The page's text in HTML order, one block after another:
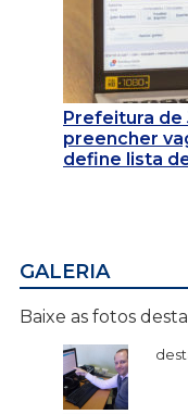
Prefeitura de
preencher
define lista
GALERIA
Baixe as fotos